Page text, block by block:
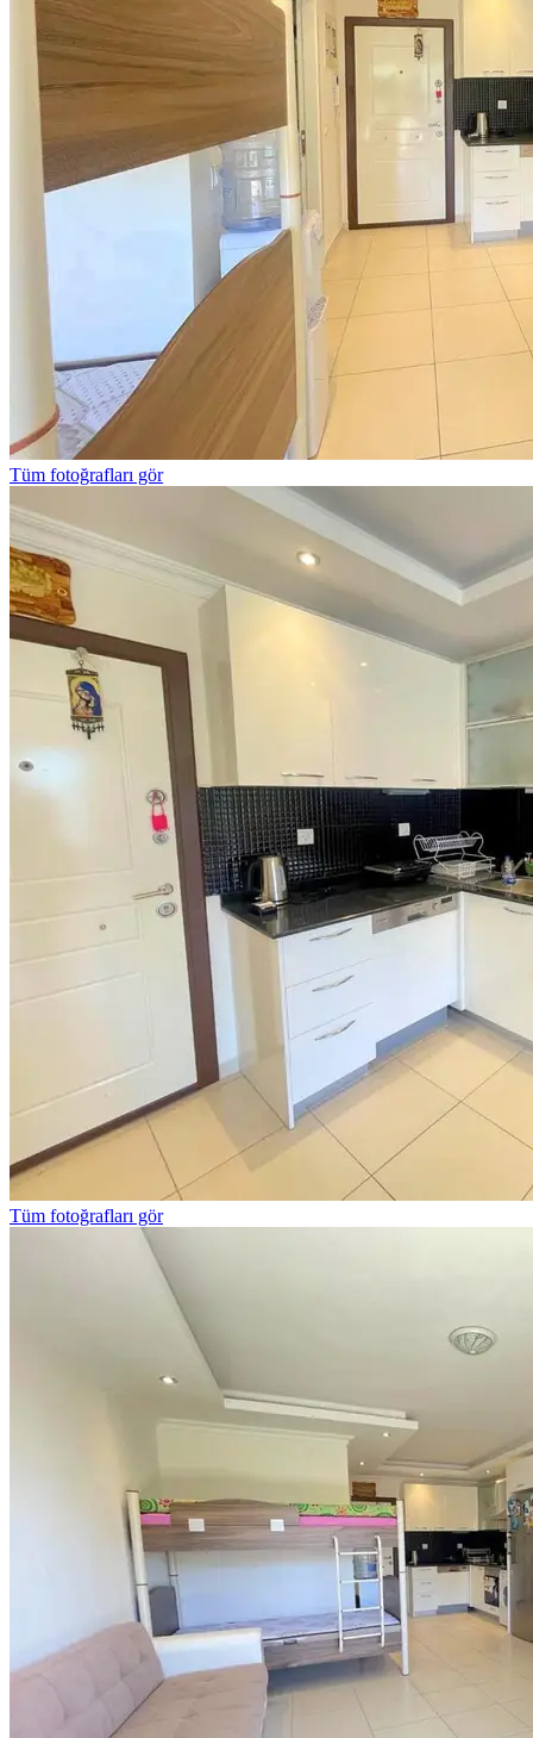
Tüm fotoğrafları gör
Tüm fotoğrafları gör